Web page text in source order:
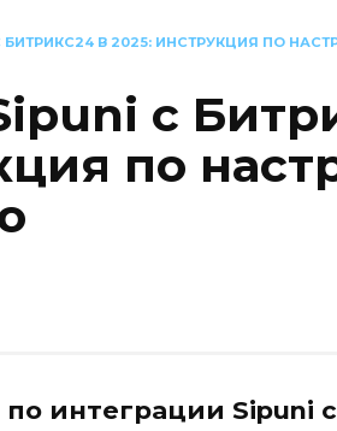
БИТРИКС24 В 2025: ИНСТРУКЦИЯ ПО
с
по
интеграции Sipuni